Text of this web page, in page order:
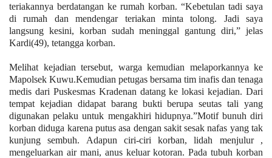
teriakannya berdatangan ke rumah korban. “Kebetulan tadi saya
di rumah dan mendengar teriakan minta tolong. Jadi saya
langsung kesini, korban sudah meninggal gantung diri,” jelas
Kardi(49), tetangga korban.
Melihat kejadian tersebut, warga kemudian melaporkannya ke
Mapolsek Kuwu.Kemudian petugas bersama tim inafis dan tenaga
medis dari Puskesmas Kradenan datang ke lokasi kejadian. Dari
tempat kejadian didapat barang bukti berupa seutas tali yang
digunakan pelaku untuk mengakhiri hidupnya.”Motif bunuh diri
korban diduga karena putus asa dengan sakit sesak nafas yang tak
kunjung sembuh. Adapun ciri-ciri korban, lidah menjulur ,
mengeluarkan air mani, anus keluar kotoran. Pada tubuh korban